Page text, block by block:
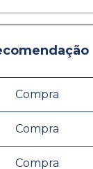
Compra
Compra
Compra